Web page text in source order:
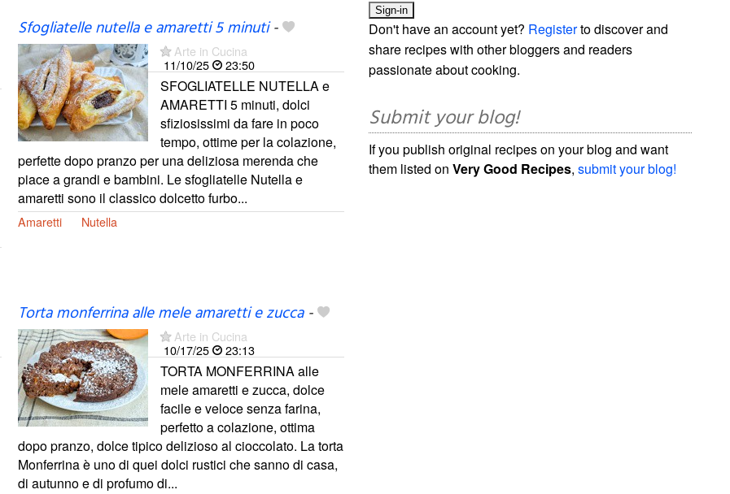
Sfogliatelle nutella e amaretti 5 minuti-
Arte in Cucina
11/10/25
23:50
SFOGLIATELLE NUTELLA e
AMARETTI 5 minuti, dolci
sfiziosissimi da fare in poco
tempo, ottime per la colazione,
perfette dopo pranzo per una deliziosa merenda che
piace a grandi e bambini. Le sfogliatelle Nutella e
amaretti sono il classico dolcetto furbo...
Amaretti Nutella
Torta monferrina alle mele amaretti e zucca-
Arte in Cucina
10/17/25
23:13
TORTA MONFERRINA alle
mele amaretti e zucca, dolce
facile e veloce senza farina,
perfetto a colazione, ottima
dopo pranzo, dolce tipico delizioso al cioccolato. La torta
Monferrina è uno di quei dolci rustici che sanno di casa,
di autunno e di profumo di...
Don't have an account yet? Registerto discover and
share recipes with other bloggers and readers
passionate about cooking.
Submit your blog!
If you publish original recipes on your blog and want
them listed onVery Good Recipes,submit your blog!